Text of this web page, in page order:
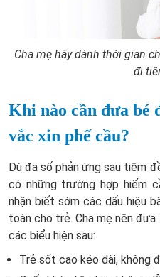
Cha mẹ hãy dành thời gian
đi
Khi nào cần đưa bé
vắc xin phế cầu?
Dù đa số phản ứng sau tiêm
có những trường hợp hiếm
nhận biết sớm các dấu hiệu
toàn cho trẻ. Cha mẹ nên
các biểu hiện sau:
Trẻ sốt cao kéo dài, không